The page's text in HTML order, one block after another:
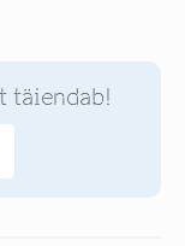
täiendab!